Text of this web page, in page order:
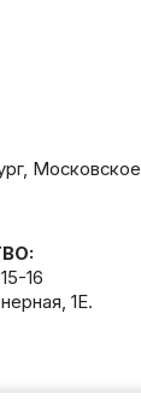
Московское
16
1Е.